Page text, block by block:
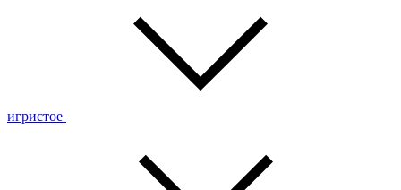
игристое